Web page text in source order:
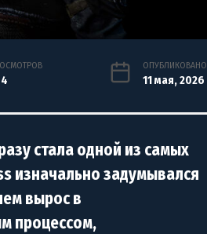
ОПУБЛИКОВАНО
11 мая, 2026
стала одной из самых
изначально задумывался
вырос в
процессом,